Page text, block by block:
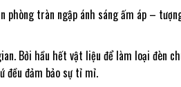
phòng tràn ngập ánh sáng ấm áp –
Bởi hầu hết vật liệu để làm loại đèn
đều đảm bảo sự tỉ mỉ.